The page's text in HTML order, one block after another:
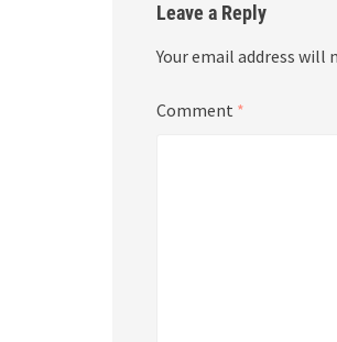
Leave a Reply
Your email address will
Comment *